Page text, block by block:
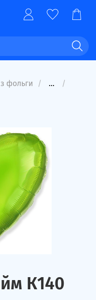
фольги
...
К140